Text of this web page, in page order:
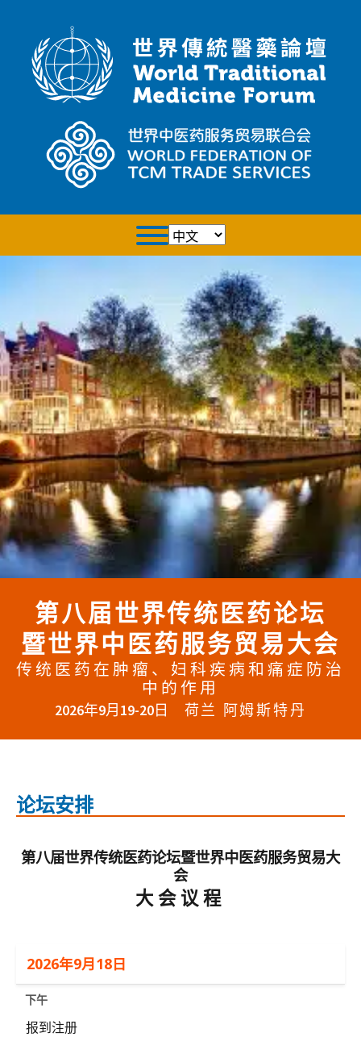
选
择
第八届世界传统医药论坛
暨世界中医药服务贸易大会
传统医药在肿瘤、妇科疾病和痛症防治
中的作用
2026年9月19-20日 荷兰 阿姆斯特丹
论坛安排
第八届世界传统医药论坛暨世界中医药服务贸易大
会
大会议程
2026年9月18日
下午
报到注册